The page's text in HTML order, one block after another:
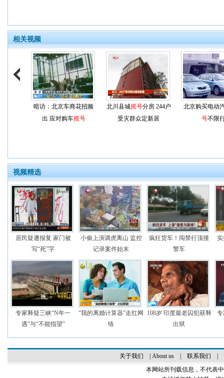
相关视频
暗访：北京车商花招频
出 应对购车摇号
北川县城摇号分房 244户
受灾群众定新居
北京购买电动
号不限
视频精选
居民疑遭报复 家门被
写“死”字
小偷上演调虎离山 监控
记录案件始末
疯狂货车！闯禁行顶撞
警车
专家释疑三峡“N年一
遇”与“不能指望”
“我的离婚计算器”走红网
络
108岁 印度最老囚犯获释
出狱
关于我们 About us| 联系我们
本网站所刊载信息，不代表